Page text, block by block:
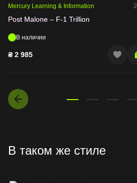
Mercury Learning & Information
Post Malone – F-1 Trillion
В наличии
₴ 2 985
В таком же стиле